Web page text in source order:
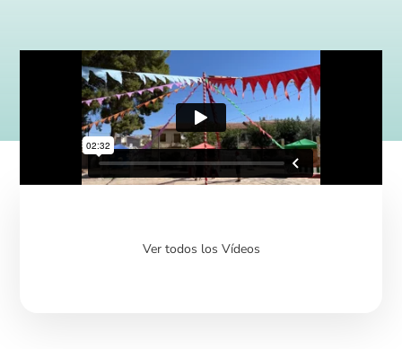
Ver todos los Vídeos